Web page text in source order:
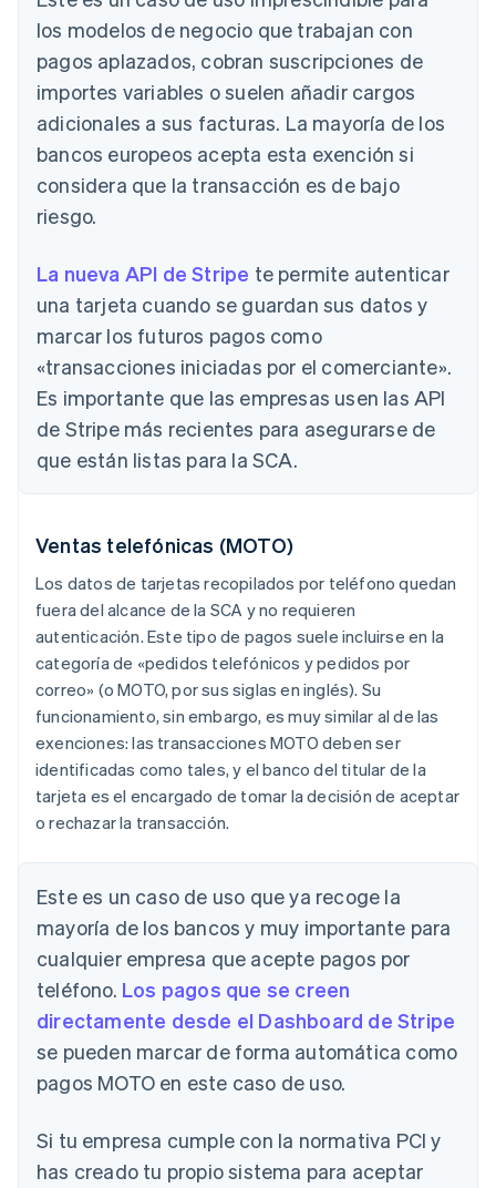
los modelos de negocio que trabajan con
pagos aplazados, cobran suscripciones de
importes variables o suelen añadir cargos
adicionales a sus facturas. La mayoría de los
bancos europeos acepta esta exención si
considera que la transacción es de bajo
riesgo.
La nueva API de Stripe te permite autenticar
una tarjeta cuando se guardan sus datos y
marcar los futuros pagos como
«transacciones iniciadas por el comerciante».
Es importante que las empresas usen las API
de Stripe más recientes para asegurarse de
que están listas para la SCA.
Ventas telefónicas (MOTO)
Los datos de tarjetas recopilados por teléfono quedan
fuera del alcance de la SCA y no requieren
autenticación. Este tipo de pagos suele incluirse en la
categoría de «pedidos telefónicos y pedidos por
correo» (o MOTO, por sus siglas en inglés). Su
funcionamiento, sin embargo, es muy similar al de las
exenciones: las transacciones MOTO deben ser
identificadas como tales, y el banco del titular de la
tarjeta es el encargado de tomar la decisión de aceptar
o rechazar la transacción.
Este es un caso de uso que ya recoge la
mayoría de los bancos y muy importante para
cualquier empresa que acepte pagos por
teléfono. Los pagos que se creen
directamente desde el Dashboard de Stripe
se pueden marcar de forma automática como
pagos MOTO en este caso de uso.
Si tu empresa cumple con la normativa PCI y
has creado tu propio sistema para aceptar